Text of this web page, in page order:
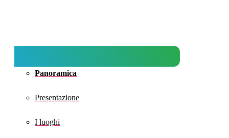
Panoramica
Presentazione
I luoghi